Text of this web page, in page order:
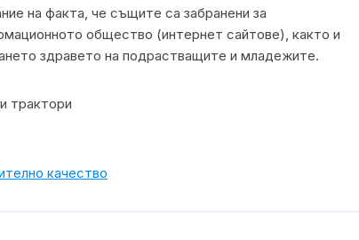
на факта, че същите са забранени за
общество (интернет сайтове), както и
здравето на подрастващите и младежите.
трактори
качество